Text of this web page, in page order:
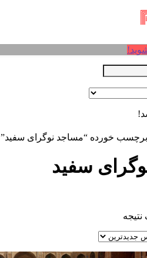
خورده “مساجد نوگرای سفید”
سفید